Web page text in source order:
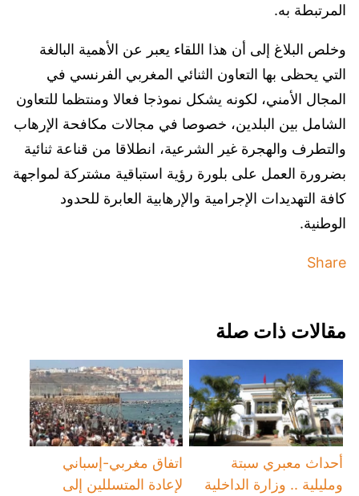
المرتبطة به.
وخلص البلاغ إلى أن هذا اللقاء يعبر عن الأهمية البالغة
التي يحظى بها التعاون الثنائي المغربي الفرنسي في
المجال الأمني، لكونه يشكل نموذجا فعالا ومنتظما للتعاون
الشامل بين البلدين، خصوصا في مجالات مكافحة الإرهاب
والتطرف والهجرة غير الشرعية، انطلاقا من قناعة ثنائية
بضرورة العمل على بلورة رؤية استباقية مشتركة لمواجهة
كافة التهديدات الإجرامية والإرهابية العابرة للحدود
الوطنية.
Share
مقالات ذات صلة
أحداث معبري سبتة
ومليلية .. وزارة الداخلية
اتفاق مغربي-إسباني
لإعادة المتسللين إلى